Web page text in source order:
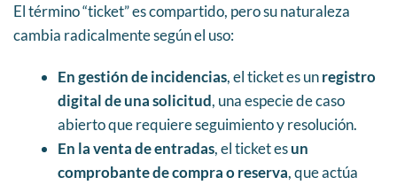
El término “ticket” es compartido, pero su naturaleza
cambia radicalmente según el uso:
En gestión de incidencias, el ticket es unregistro
digital de una solicitud, una especie de caso
abierto que requiere seguimiento y resolución.
En la venta de entradas, el ticket esun
comprobante de compra o reserva, que actúa